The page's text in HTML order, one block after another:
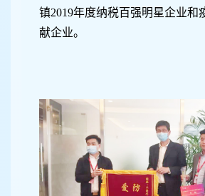
镇2019年度纳税百强明星企业和
献企业。